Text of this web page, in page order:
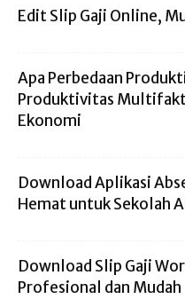
Edit Slip Gaji Online,
Apa Perbedaan
Produktivitas
Ekonomi
Download Aplikasi
Hemat untuk Sekolah
Download Slip Gaji
Profesional dan